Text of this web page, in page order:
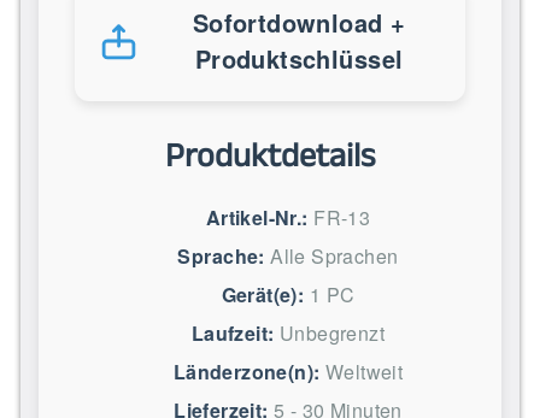
Sofortdownload +
Produktschlüssel
Produktdetails
Artikel-Nr.: FR-13
Sprache: Alle Sprachen
Gerät(e): 1 PC
Laufzeit: Unbegrenzt
Länderzone(n): Weltweit
Lieferzeit: 5 - 30 Minuten